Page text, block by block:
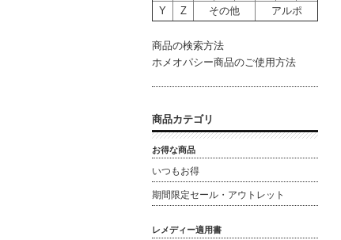
Y
Z その他 アルポ
商品の検索方法
ホメオパシー商品のご使用方法
商品カテゴリ
お得な商品
いつもお得
期間限定セール・アウトレット
レメディー適用書